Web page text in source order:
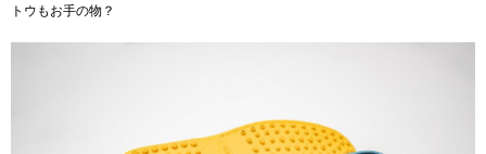
トウもお手の物？